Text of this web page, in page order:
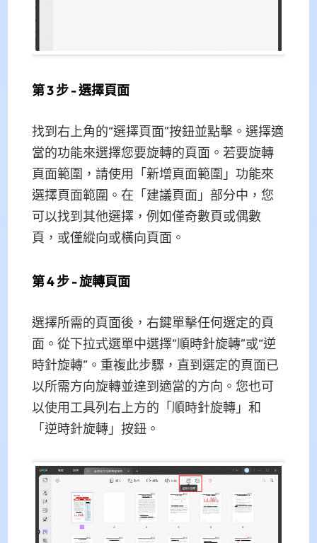
第 3 步 - 選擇頁面
找到右上角的“選擇頁面”按鈕並點擊。選擇適
當的功能來選擇您要旋轉的頁面。若要旋轉
頁面範圍，請使用「新增頁面範圍」功能來
選擇頁面範圍。在「建議頁面」部分中，您
可以找到其他選擇，例如僅奇數頁或偶數
頁，或僅縱向或橫向頁面。
第 4 步 - 旋轉頁面
選擇所需的頁面後，右鍵單擊任何選定的頁
面。從下拉式選單中選擇“順時針旋轉”或“逆
時針旋轉”。重複此步驟，直到選定的頁面已
以所需方向旋轉並達到適當的方向。您也可
以使用工具列右上方的「順時針旋轉」和
「逆時針旋轉」按鈕。